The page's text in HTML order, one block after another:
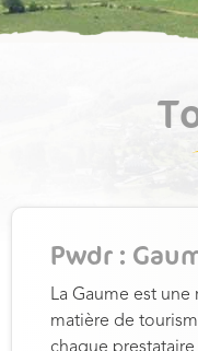
Pwdr :
La Gaume est
matière de